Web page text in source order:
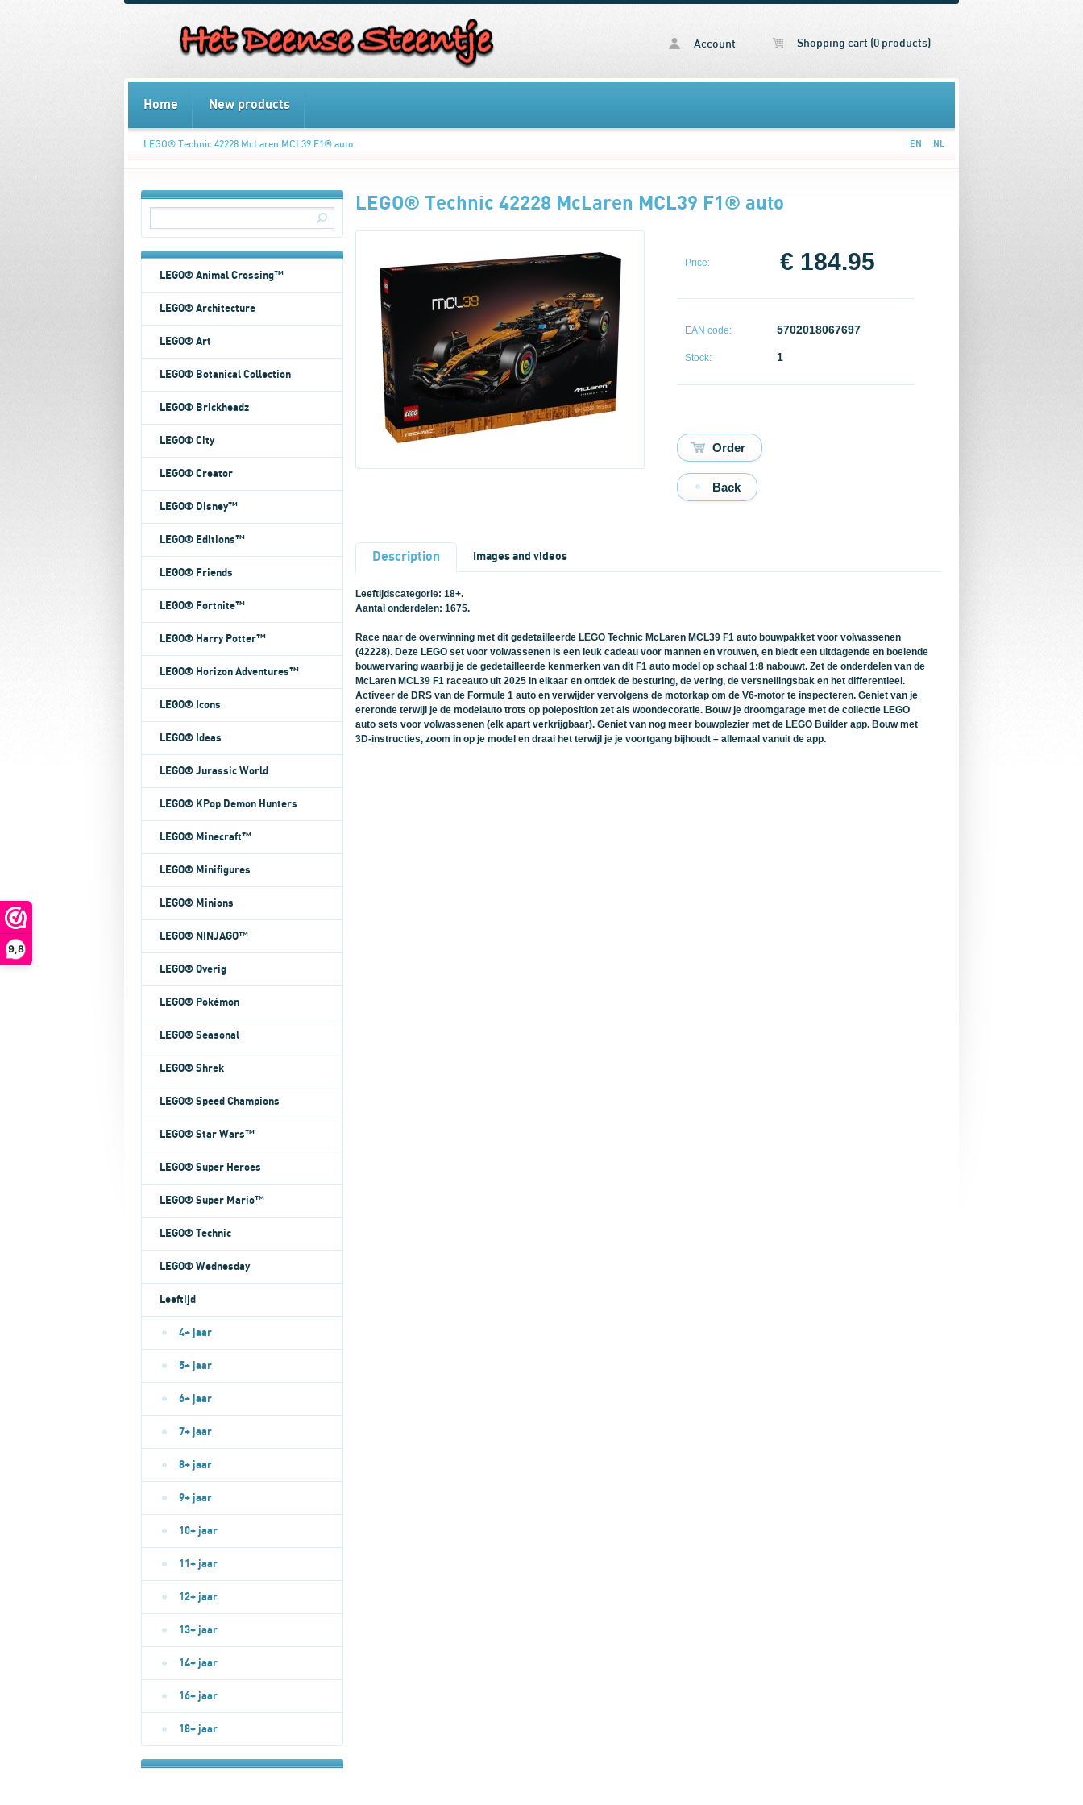
9,8
Account Shopping cart (0 products)
Home New products
LEGO® Technic 42228 McLaren MCL39 F1® auto EN NL
LEGO® Animal Crossing™
LEGO® Architecture
LEGO® Art
LEGO® Botanical Collection
LEGO® Brickheadz
LEGO® City
LEGO® Creator
LEGO® Disney™
LEGO® Editions™
LEGO® Friends
LEGO® Fortnite™
LEGO® Harry Potter™
LEGO® Horizon Adventures™
LEGO® Icons
LEGO® Ideas
LEGO® Jurassic World
LEGO® KPop Demon Hunters
LEGO® Minecraft™
LEGO® Minifigures
LEGO® Minions
LEGO® NINJAGO™
LEGO® Overig
LEGO® Pokémon
LEGO® Seasonal
LEGO® Shrek
LEGO® Speed Champions
LEGO® Star Wars™
LEGO® Super Heroes
LEGO® Super Mario™
LEGO® Technic
LEGO® Wednesday
Leeftijd
4+ jaar
5+ jaar
6+ jaar
7+ jaar
8+ jaar
9+ jaar
10+ jaar
11+ jaar
12+ jaar
13+ jaar
14+ jaar
16+ jaar
18+ jaar
LEGO® Technic 42228 McLaren MCL39 F1® auto
Price: € 184.95
EAN code: 5702018067697
Stock: 1
Back
Description Images and videos
Leeftijdscategorie: 18+.
Aantal onderdelen: 1675.
Race naar de overwinning met dit gedetailleerde LEGO Technic McLaren MCL39 F1 auto bouwpakket voor volwassenen
(42228). Deze LEGO set voor volwassenen is een leuk cadeau voor mannen en vrouwen, en biedt een uitdagende en boeiende
bouwervaring waarbij je de gedetailleerde kenmerken van dit F1 auto model op schaal 1:8 nabouwt. Zet de onderdelen van de
McLaren MCL39 F1 raceauto uit 2025 in elkaar en ontdek de besturing, de vering, de versnellingsbak en het differentieel.
Activeer de DRS van de Formule 1 auto en verwijder vervolgens de motorkap om de V6-motor te inspecteren. Geniet van je
ereronde terwijl je de modelauto trots op poleposition zet als woondecoratie. Bouw je droomgarage met de collectie LEGO
auto sets voor volwassenen (elk apart verkrijgbaar). Geniet van nog meer bouwplezier met de LEGO Builder app. Bouw met
3D-instructies, zoom in op je model en draai het terwijl je je voortgang bijhoudt – allemaal vanuit de app.